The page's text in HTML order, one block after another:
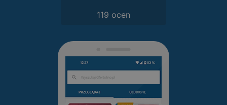
119 ocen